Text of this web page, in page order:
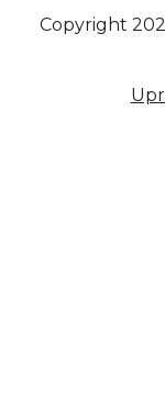
Copyright